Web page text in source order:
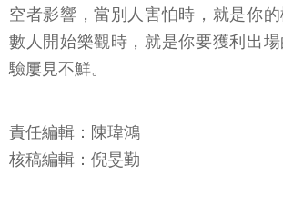
空者影響，當別人害怕時，就是你
數人開始樂觀時，就是你要獲利出
驗屢見不鮮。
責任編輯：陳瑋鴻
核稿編輯：倪旻勤